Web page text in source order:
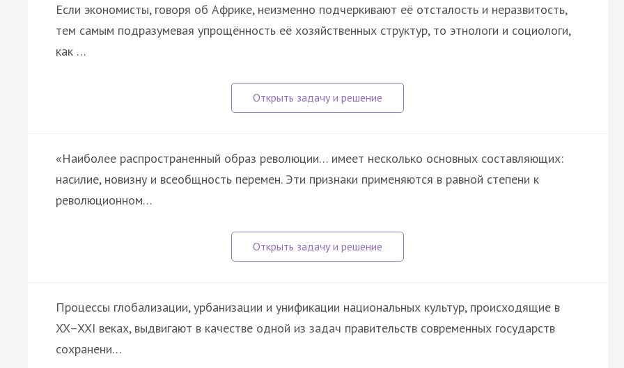
Если экономисты, говоря об Африке, неизменно подчеркивают её отсталость и неразвитость,
тем самым подразумевая упрощённость её хозяйственных структур, то этнологи и социологи,
как …
«Наиболее распространенный образ революции… имеет несколько основных составляющих:
насилие, новизну и всеобщность перемен. Эти признаки применяются в равной степени к
революционном…
Процессы глобализации, урбанизации и унификации национальных культур, происходящие в
XX–XXI веках, выдвигают в качестве одной из задач правительств современных государств
сохранени…